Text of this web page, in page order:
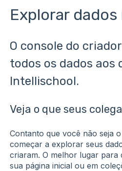
Explorar
O console do
todos os dados aos
Intellischool.
Veja o que seus
Contanto que você não seja
começar a explorar seus
criaram. O melhor lugar para
sua página inicial ou em